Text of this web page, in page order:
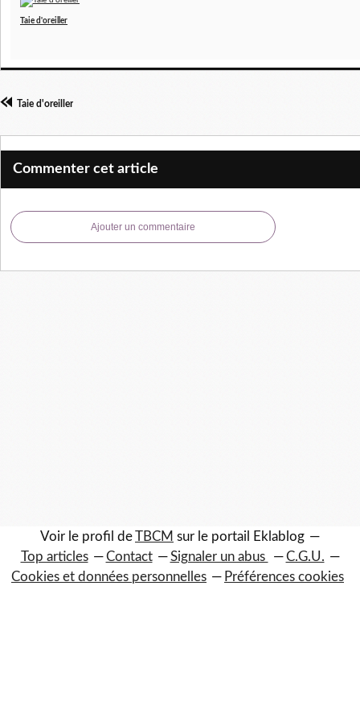
Taie d'oreiller
Taie d'oreiller
Commenter cet article
Ajouter un commentaire
Voir le profil deTBCM sur le portail Eklablog
Top articles
Contact Signaler un abus
C.G.U.
Cookies et données personnelles
Préférences cookies